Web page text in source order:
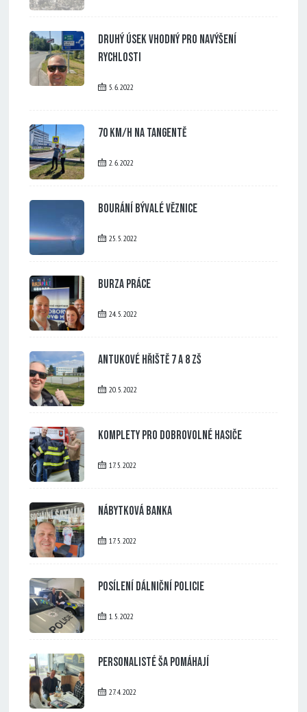
Druhý úsek vhodný pro navýšení
rychlosti
5. 6. 2022
70 km/h na tangentě
2. 6. 2022
Bourání bývalé věznice
25. 5. 2022
Burza práce
24. 5. 2022
Antukové hřiště 7 a 8 ZŠ
20. 5. 2022
Komplety pro dobrovolné hasiče
17. 5. 2022
Nábytková banka
17. 5. 2022
Posílení dálniční policie
1. 5. 2022
Personalisté ŠA pomáhají
27. 4. 2022